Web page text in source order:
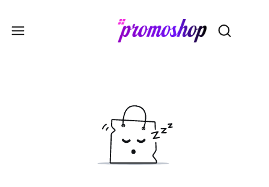
Otwórz